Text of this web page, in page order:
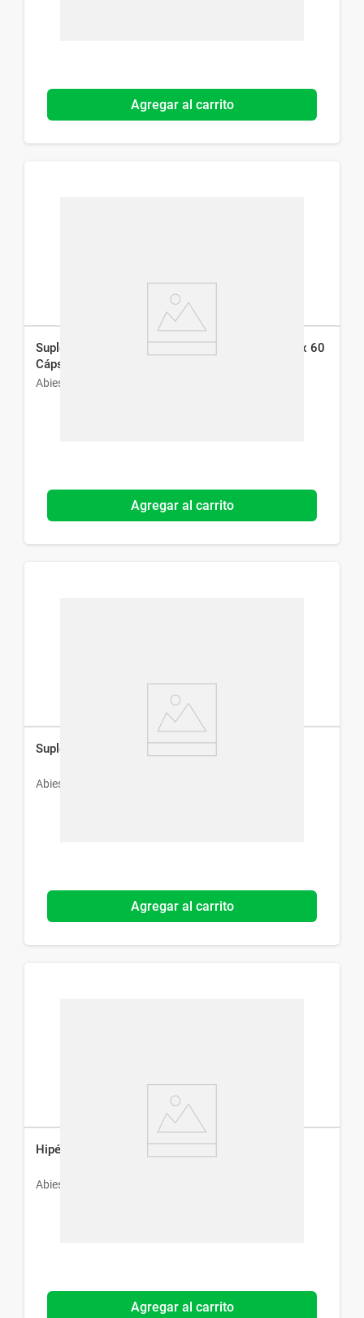
Agregar al carrito
Suplemento Dietario Uña de Gato Abies 150 mg x 60
Cáps
Abies
Agregar al carrito
Suplemento Dietario Equinácea Abies x 60 Cáps
Abies
Agregar al carrito
Hipérico Abies x 60 Cáps
Abies
Agregar al carrito